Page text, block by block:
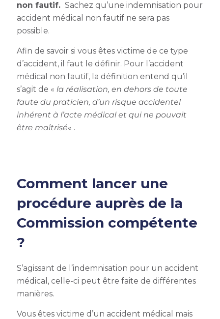
non fautif. Sachez qu’une indemnisation pour
accident médical non fautif ne sera pas
possible.
Afin de savoir si vous êtes victime de ce type
d’accident, il faut le définir. Pour l’accident
médical non fautif, la définition entend qu’il
s’agit de « la réalisation, en dehors de toute
faute du praticien, d’un risque accidentel
inhérent à l’acte médical et qui ne pouvait
être maîtrisé« .
Comment lancer une
procédure auprès de la
Commission compétente
?
S’agissant de l’indemnisation pour un accident
médical , celle-ci peut être faite de différentes
manières.
Vous êtes victime d’un accident médical mais